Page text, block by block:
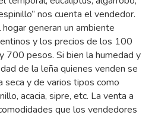
nos cuenta el vendedor.
generan un ambiente
y los precios de los 100
700 pesos. Si bien la humedad y
de la leña quienes venden se
seca y de varios tipos como
acacia, sipre, etc. La venta a
que los vendedores